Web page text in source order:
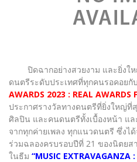
ปิดฉากอย่างสวยงาม และยิ่งให
ดนตรีระดับประเทศที่ทุกคนรอคอยกั
AWARDS 2023 : REAL AWARDS
ประกาศรางวัลทางดนตรีที่ยิ่งใหญ่ที่
ศิลปิน และคนดนตรีทั้งเบื้องหน้า แ
จากทุกค่ายเพลง ทุกแนวดนตรี ซึ่งไ
ร่วมฉลองครบรอบปีที่ 21 ของนิตยส
ในธีม “MUSIC